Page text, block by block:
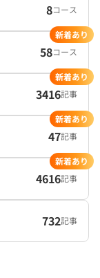
8コース
58コース
新着あり
3416記事
新着あり
47記事
新着あり
4616記事
新着あり
732記事